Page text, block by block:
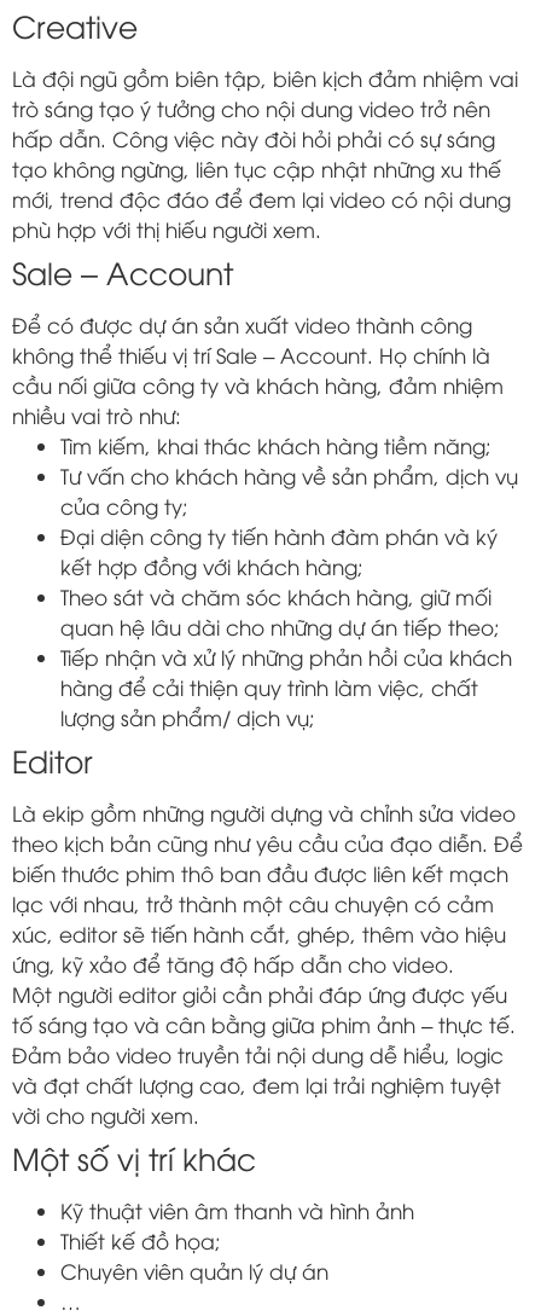
Creative
Là đội ngũ gồm biên tập, biên kịch đảm nhiệm vai
trò sáng tạo ý tưởng cho nội dung video trở nên
hấp dẫn. Công việc này đòi hỏi phải có sự sáng
tạo không ngừng, liên tục cập nhật những xu thế
mới, trend độc đáo để đem lại video có nội dung
phù hợp với thị hiếu người xem.
Sale – Account
Để có được dự án sản xuất video thành công
không thể thiếu vị trí Sale – Account. Họ chính là
cầu nối giữa công ty và khách hàng, đảm nhiệm
nhiều vai trò như:
Tìm kiếm, khai thác khách hàng tiềm năng;
Tư vấn cho khách hàng về sản phẩm, dịch vụ
của công ty;
Đại diện công ty tiến hành đàm phán và ký
kết hợp đồng với khách hàng;
Theo sát và chăm sóc khách hàng, giữ mối
quan hệ lâu dài cho những dự án tiếp theo;
Tiếp nhận và xử lý những phản hồi của khách
hàng để cải thiện quy trình làm việc, chất
lượng sản phẩm/ dịch vụ;
Editor
Là ekip gồm những người dựng và chỉnh sửa video
theo kịch bản cũng như yêu cầu của đạo diễn. Để
biến thước phim thô ban đầu được liên kết mạch
lạc với nhau, trở thành một câu chuyện có cảm
xúc, editor sẽ tiến hành cắt, ghép, thêm vào hiệu
ứng, kỹ xảo để tăng độ hấp dẫn cho video.
Một người editor giỏi cần phải đáp ứng được yếu
tố sáng tạo và cân bằng giữa phim ảnh – thực tế.
Đảm bảo video truyền tải nội dung dễ hiểu, logic
và đạt chất lượng cao, đem lại trải nghiệm tuyệt
vời cho người xem.
Một số vị trí khác
Kỹ thuật viên âm thanh và hình ảnh
Thiết kế đồ họa;
Chuyên viên quản lý dự án
…